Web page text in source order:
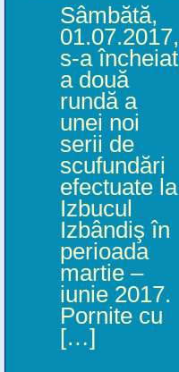
Sâmbătă,
01.07.2017,
s-a încheiat
a două
rundă a
unei noi
serii de
scufundări
efectuate la
Izbucul
Izbândiş în
perioada
martie –
iunie 2017.
Pornite cu
[…]